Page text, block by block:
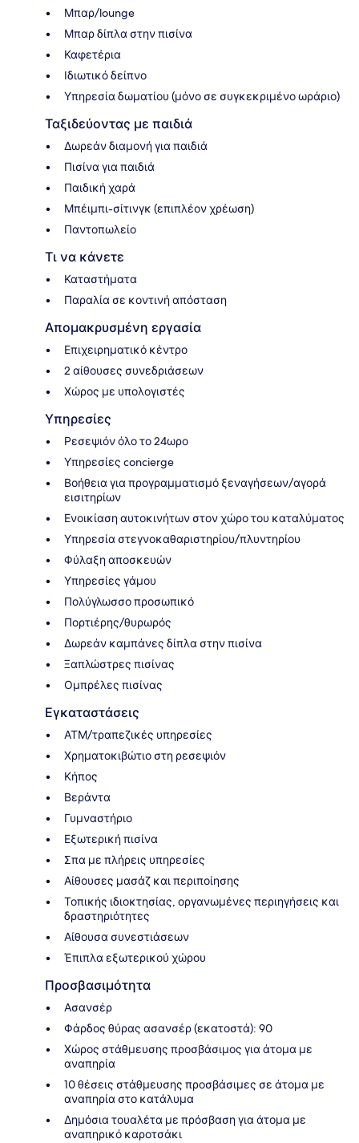
Μπαρ/lounge
Μπαρ δίπλα στην πισίνα
Καφετέρια
Ιδιωτικό δείπνο
Υπηρεσία δωματίου (μόνο σε συγκεκριμένο ωράριο)
Ταξιδεύοντας με παιδιά
Δωρεάν διαμονή για παιδιά
Πισίνα για παιδιά
Παιδική χαρά
Μπέιμπι-σίτινγκ (επιπλέον χρέωση)
Παντοπωλείο
Τι να κάνετε
Καταστήματα
Παραλία σε κοντινή απόσταση
Απομακρυσμένη εργασία
Επιχειρηματικό κέντρο
2 αίθουσες συνεδριάσεων
Χώρος με υπολογιστές
Υπηρεσίες
Ρεσεψιόν όλο το 24ωρο
Υπηρεσίες concierge
Βοήθεια για προγραμματισμό ξεναγήσεων/αγορά
εισιτηρίων
Ενοικίαση αυτοκινήτων στον χώρο του καταλύματος
Υπηρεσία στεγνοκαθαριστηρίου/πλυντηρίου
Φύλαξη αποσκευών
Υπηρεσίες γάμου
Πολύγλωσσο προσωπικό
Πορτιέρης/θυρωρός
Δωρεάν καμπάνες δίπλα στην πισίνα
Ξαπλώστρες πισίνας
Ομπρέλες πισίνας
Εγκαταστάσεις
ΑΤΜ/τραπεζικές υπηρεσίες
Χρηματοκιβώτιο στη ρεσεψιόν
Κήπος
Βεράντα
Γυμναστήριο
Εξωτερική πισίνα
Σπα με πλήρεις υπηρεσίες
Αίθουσες μασάζ και περιποίησης
Τοπικής ιδιοκτησίας, οργανωμένες περιηγήσεις και
δραστηριότητες
Αίθουσα συνεστιάσεων
Έπιπλα εξωτερικού χώρου
Προσβασιμότητα
Ασανσέρ
Φάρδος θύρας ασανσέρ (εκατοστά): 90
Χώρος στάθμευσης προσβάσιμος για άτομα με
αναπηρία
10 θέσεις στάθμευσης προσβάσιμες σε άτομα με
αναπηρία στο κατάλυμα
Δημόσια τουαλέτα με πρόσβαση για άτομα με
αναπηρικό καροτσάκι